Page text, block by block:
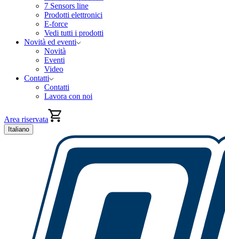
7 Sensors line
Prodotti elettronici
E-force
Vedi tutti i prodotti
Novità ed eventi
Novità
Eventi
Video
Contatti
Contatti
Lavora con noi
Area riservata
Italiano